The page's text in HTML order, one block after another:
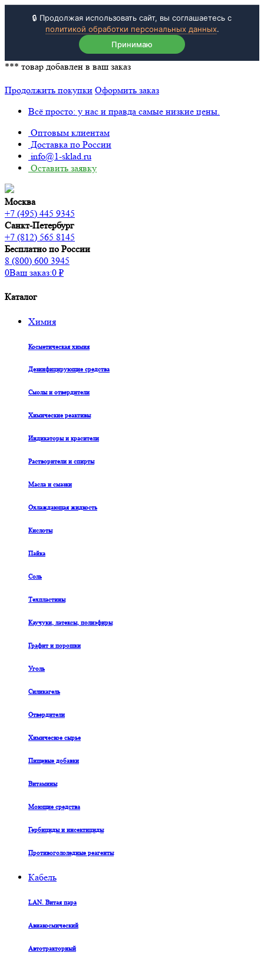
🔒 Продолжая использовать сайт, вы соглашаетесь с
политикой обработки персональных данных.
Принимаю
*** товар добавлен в ваш заказ
Продолжить покупки Оформить заказ
Всё просто: у нас и правда самые низкие цены.
Оптовым клиентам
Доставка по России
info@1-sklad.ru
Оставить заявку
Москва
+7 (495) 445 9345
Санкт-Петербург
+7 (812) 565 8145
Бесплатно по России
8 (800) 600 3945
0Ваш заказ:0 ₽
Каталог
Химия
Косметическая химия
Дезинфицирующие средства
Смолы и отвердители
Химические реактивы
Индикаторы и красители
Растворители и спирты
Масла и смазки
Охлаждающая жидкость
Кислоты
Пайка
Соль
Техпластины
Каучуки, латексы, полиэфиры
Графит и порошки
Уголь
Силикагель
Отвердители
Химическое сырье
Пищевые добавки
Витамины
Моющие средства
Гербициды и инсектициды
Противогололедные реагенты
Кабель
LAN. Витая пара
Авиакосмический
Автотракторный